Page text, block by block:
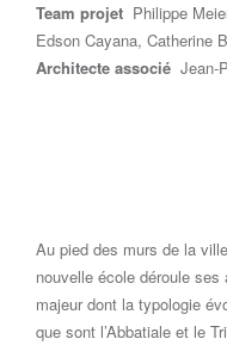
Team projet Philippe
Edson Cayana, Catherine
Architecte associé Jean-
Au pied des murs de la
nouvelle école déroule
majeur dont la typologie
que sont l’Abbatiale et le